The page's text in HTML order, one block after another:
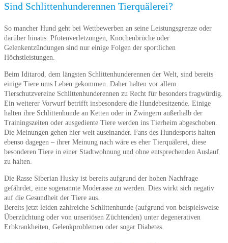
Sind Schlittenhunderennen Tierquälerei?
So mancher Hund geht bei Wettbewerben an seine Leistungsgrenze oder
darüber hinaus. Pfotenverletzungen, Knochenbrüche oder
Gelenkentzündungen sind nur einige Folgen der sportlichen
Höchstleistungen.
Beim Iditarod, dem längsten Schlittenhunderennen der Welt, sind bereits
einige Tiere ums Leben gekommen. Daher halten vor allem
Tierschutzvereine Schlittenhunderennen zu Recht für besonders fragwürdig.
Ein weiterer Vorwurf betrifft insbesondere die Hundebesitzende. Einige
halten ihre Schlittenhunde an Ketten oder in Zwingern außerhalb der
Trainingszeiten oder ausgediente Tiere werden ins Tierheim abgeschoben.
Die Meinungen gehen hier weit auseinander. Fans des Hundesports halten
ebenso dagegen – ihrer Meinung nach wäre es eher Tierquälerei, diese
besonderen Tiere in einer Stadtwohnung und ohne entsprechenden Auslauf
zu halten.
Die Rasse Siberian Husky ist bereits aufgrund der hohen Nachfrage
gefährdet, eine sogenannte Moderasse zu werden. Dies wirkt sich negativ
auf die Gesundheit der Tiere aus.
Bereits jetzt leiden zahlreiche Schlittenhunde (aufgrund von beispielsweise
Überzüchtung oder von unseriösen Züchtenden) unter degenerativen
Erbkrankheiten, Gelenkproblemen oder sogar Diabetes.